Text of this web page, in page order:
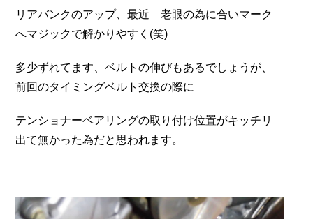
リアバンクのアップ、最近 老眼の為に合いマーク
へマジックで解かりやすく(笑)
多少ずれてます、ベルトの伸びもあるでしょうが、
前回のタイミングベルト交換の際に
テンショナーベアリングの取り付け位置がキッチリ
出て無かった為だと思われます。